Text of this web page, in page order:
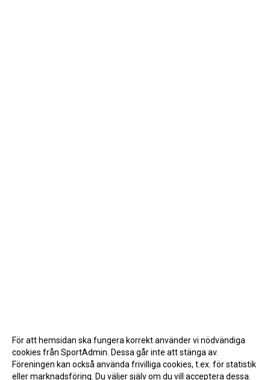
För att hemsidan ska fungera korrekt använder vi nödvändiga
cookies från SportAdmin. Dessa går inte att stänga av.
Föreningen kan också använda frivilliga cookies, t.ex. för statistik
eller marknadsföring. Du väljer själv om du vill acceptera dessa.